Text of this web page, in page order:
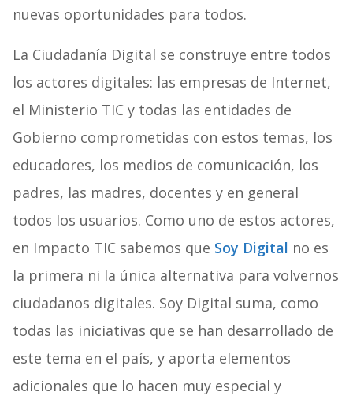
nuevas oportunidades para todos.
La Ciudadanía Digital se construye entre todos
los actores digitales: las empresas de Internet,
el Ministerio TIC y todas las entidades de
Gobierno comprometidas con estos temas, los
educadores, los medios de comunicación, los
padres, las madres, docentes y en general
todos los usuarios. Como uno de estos actores,
en Impacto TIC sabemos que Soy Digital no es
la primera ni la única alternativa para volvernos
ciudadanos digitales. Soy Digital suma, como
todas las iniciativas que se han desarrollado de
este tema en el país, y aporta elementos
adicionales que lo hacen muy especial y